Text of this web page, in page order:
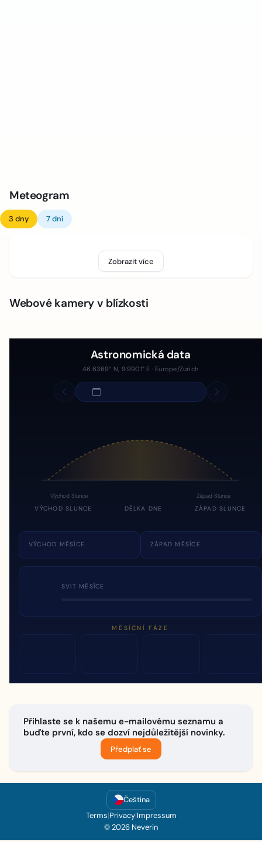
Meteogram
3 dny 7 dní
Zobrazit více
Webové kamery v blízkosti
Astronomická data
46.6369° N, 9.9901° E · Europe/Zurich
Východ Slunce Západ Slunce
VÝCHOD SLUNCE DÉLKA DNE ZÁPAD SLUNCE
VÝCHOD MĚSÍCE ZÁPAD MĚSÍCE
SVIT MĚSÍCE
MĚSÍČNÍ FÁZE
Přihlaste se k našemu e-mailovému seznamu a
buďte první, kdo se dozví nejdůležitější novinky.
Předplať se
Čeština
Terms|Privacy|Impressum
© 2026 Neverin